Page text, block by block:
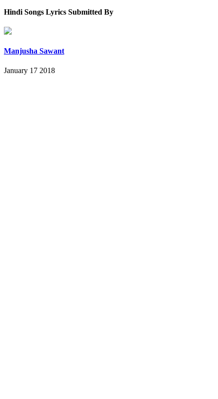
Hindi Songs Lyrics Submitted By
Manjusha Sawant
January 17 2018